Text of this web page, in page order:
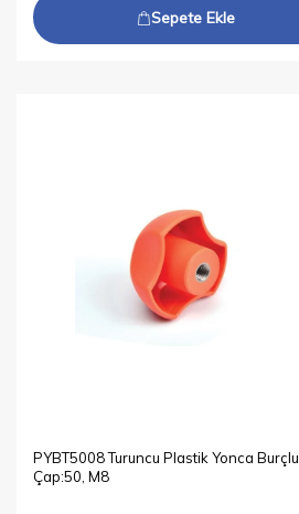
Sepete Ekle
PYBT5008 Turuncu Plastik Yonca Burçlu
Çap:50, M8